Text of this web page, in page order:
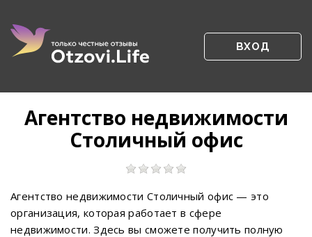
ВХОД
Агентство недвижимости
Столичный офис
Агентство недвижимости Столичный офис — это
организация, которая работает в сфере
недвижимости. Здесь вы сможете получить полную